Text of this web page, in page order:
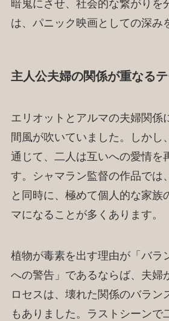
暗鬼にさせ、社会的な繋がりを
は、パニック映画としての深み
主人公夫婦の関係が重なる
エリオットとアルマの夫婦関係
間風が吹いていました。しかし
通じて、二人は互いへの愛情を
す。シャマラン監督の作品では
と同時に、極めて個人的な家族
マになることが多くあります。
植物が毒素を出す理由が「バラ
への警告」であるならば、夫婦
ロセスは、壊れた関係のバラン
もありました。ラストシーンで